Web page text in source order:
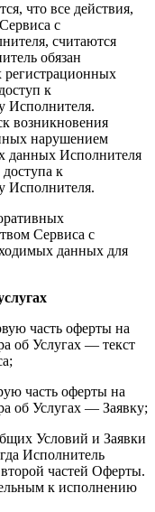
что все действия,
с
считаются
обязан
регистрационных
к
Исполнителя.
возникновения
нарушением
данных Исполнителя
к
Исполнителя.
Сервиса с
данных для
часть оферты на
об Услугах — текст
часть оферты на
об Услугах — Заявку;
Условий и Заявки
Исполнитель
частей Оферты.
к исполнению